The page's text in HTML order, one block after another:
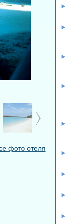
фото отеля